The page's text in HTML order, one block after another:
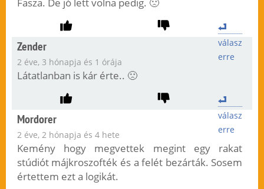
válasz
erre
Zender
2 éve, 3 hónapja és 1 órája
Látatlanban is kár érte.. 🙁
válasz
erre
Mordorer
2 éve, 2 hónapja és 4 hete
Kemény hogy megvettek megint egy rakat
stúdiót májkroszofték és a felét bezárták. Sosem
értettem ezt a logikát.